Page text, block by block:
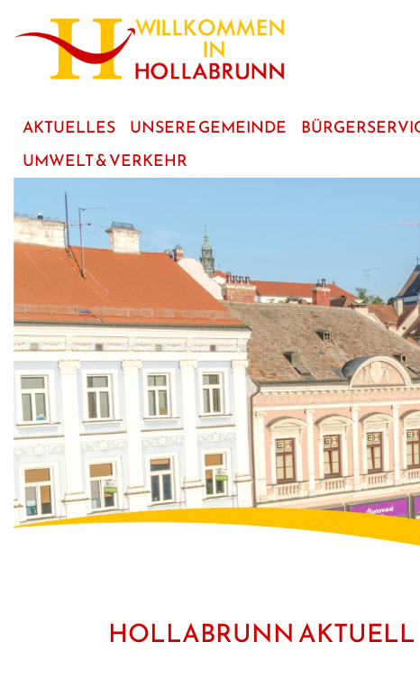
Hauptinhalt
AKTUELLES UNSERE GEMEINDE
UMWELT & VERKEHR
HOLLABRUNN AKTUELL